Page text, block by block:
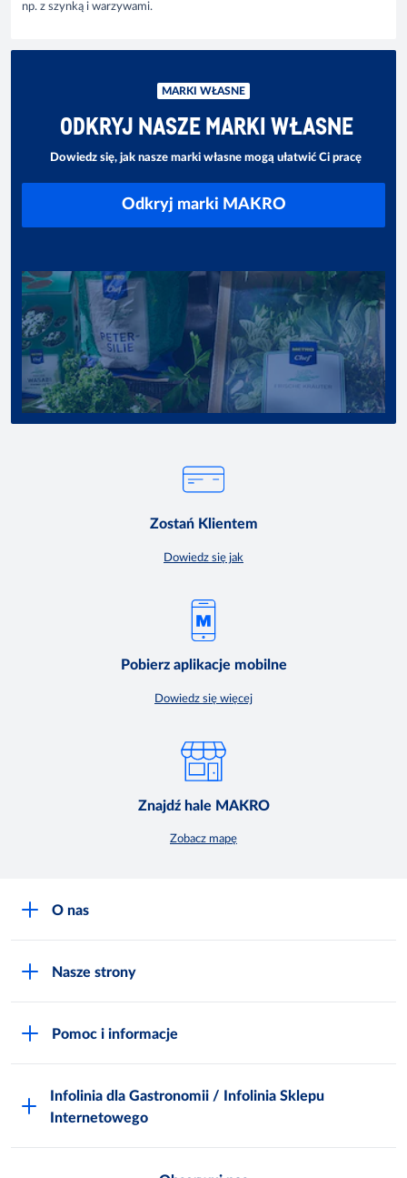
np. z szynką i warzywami.
MARKI WŁASNE
ODKRYJ NASZE MARKI WŁASNE
Dowiedz się, jak nasze marki własne mogą ułatwić Ci pracę
Odkryj marki MAKRO
Zostań Klientem
Dowiedz się jak
Pobierz aplikacje mobilne
Dowiedz się więcej
Znajdź hale MAKRO
Zobacz mapę
O nas
Zgłoś naruszenie
Inspektor Ochrony Danych
Metro AG
Nasze strony
Polskie Skarby Kulinarne
Zgody marketingowe
Pomoc i informacje
FAQ
Jak kupować w MAKRO Online
Infolinia dla Gastronomii / Infolinia Sklepu
Internetowego